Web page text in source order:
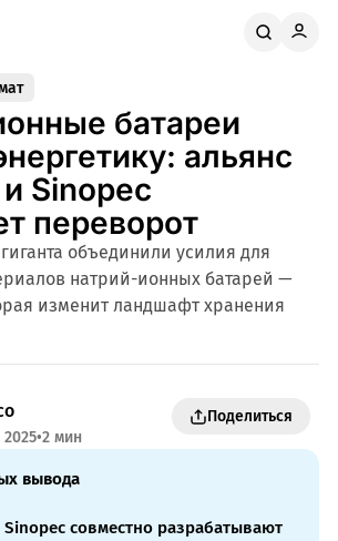
батареи
альянс
Sinopec
переворот
объединили усилия для
натрий-ионных батарей —
изменит ландшафт хранения
2025•2 мин
Поделиться
вывода
Sinopec совместно разрабатывают